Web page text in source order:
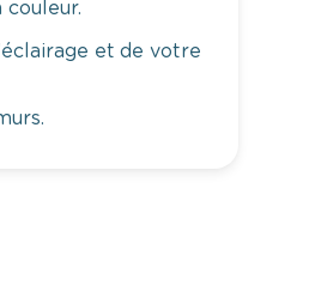
et de votre